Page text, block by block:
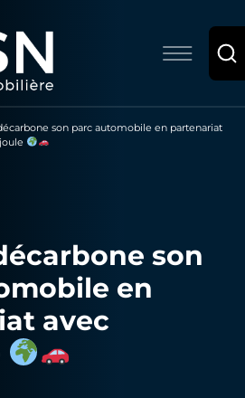
son parc automobile en partenariat
son
en
avec